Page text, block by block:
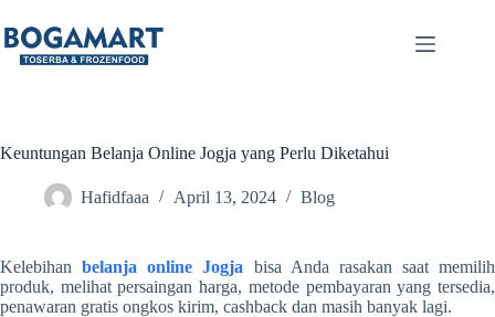
Keuntungan Belanja Online Jogja yang Perlu Diketahui
Hafidfaaa April 13, 2024 Blog
Kelebihanbelanja online Jogja bisa Anda rasakan saat memilih
produk, melihat persaingan harga, metode pembayaran yang tersedia,
penawaran gratis ongkos kirim, cashback dan masih banyak lagi.